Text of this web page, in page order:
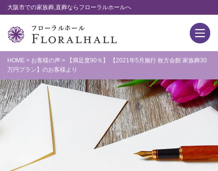
大阪市での家族葬,直葬ならフローラルホールへ
HOME > お客様の声 >
【満足度90％】 【2021年5月施行 枚方会館 家族葬30
万円プラン】のお客様より